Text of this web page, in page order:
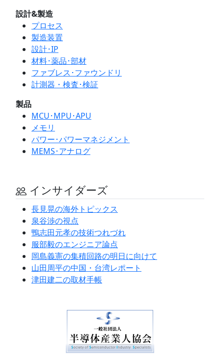
設計&製造
プロセス
製造装置
設計･IP
材料･薬品･部材
ファブレス･ファウンドリ
計測器・検査･検証
製品
MCU･MPU･APU
メモリ
パワー･パワーマネジメント
MEMS･アナログ
インサイダーズ
長見晃の海外トピックス
泉谷渉の視点
鴨志田元孝の技術つれづれ
服部毅のエンジニア論点
岡島義憲の集積回路の明日に向けて
山田周平の中国・台湾レポート
津田建二の取材手帳